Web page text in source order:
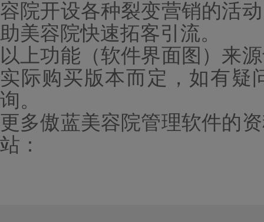
容院开设各种裂变营销的活
助美容院快速拓客引流。
以上功能（软件界面图）来
实际购买版本而定，如有疑
询。
更多傲蓝美容院管理软件的
站：